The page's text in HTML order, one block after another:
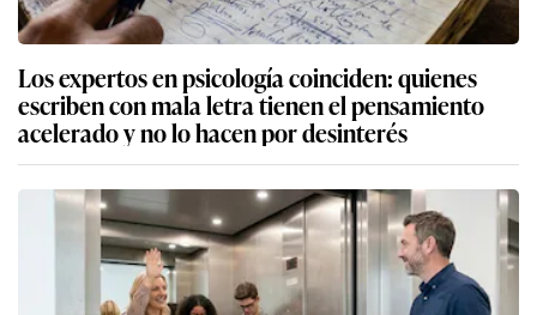
Los expertos en psicología coinciden: quienes
escriben con mala letra tienen el pensamiento
acelerado y no lo hacen por desinterés